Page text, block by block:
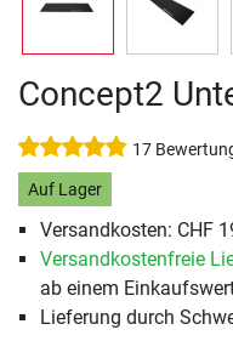
Concept2
17
Auf Lager
Versandkosten: CHF
Versandkostenfreie
ab einem
Lieferung durch